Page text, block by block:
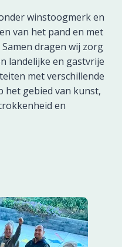
winstoogmerk en
van het pand en met
dragen wij zorg
landelijke en gastvrije
met verschillende
het gebied van kunst,
en